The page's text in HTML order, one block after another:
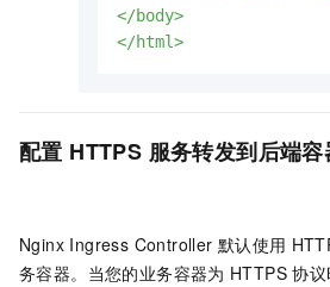
</body>
</html>
配置 HTTPS 服务转发到后端容
Nginx Ingress Controller 默认使用
务容器。当您的业务容器为 HTTPS 协